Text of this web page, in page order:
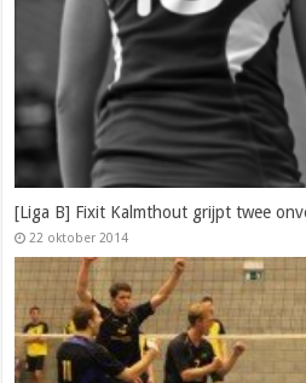
[Liga B] Fixit Kalmthout grijpt twee
22 oktober 2014